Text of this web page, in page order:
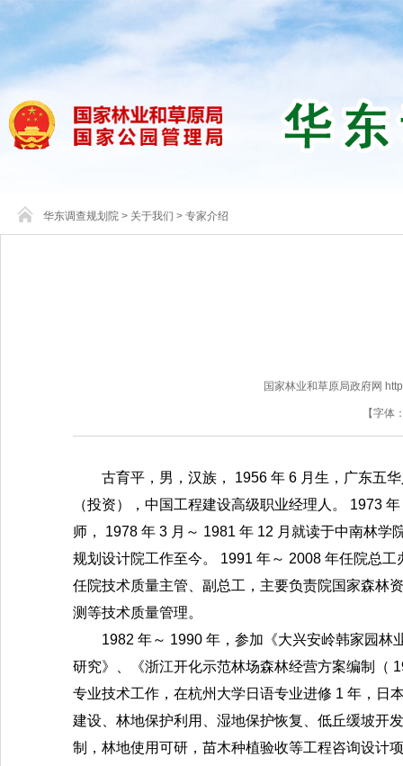
华东调查规划院 > 关于我们 > 专家介绍
国家林业和草原局政府网
【字体
古育平，男，汉族， 1956 年 6 月生，广东五
（投资），中国工程建设高级职业经理人。
1973 年
师，
1978 年 3 月～ 1981 年 12 月就读于中南林学
规划设计院工作至今。
1991 年～ 2008 年任院总工
任院技术质量主管、副总工，主要负责院国家森林
测等技术质量管理。
1982 年～ 1990 年，参加《大兴安岭韩家园林
研究》、《浙江开化示范林场森林经营方案编制（
专业技术工作，在杭州大学日语专业进修 1 年，日
建设、林地保护利用、湿地保护恢复、低丘缓坡开
制，林地使用可研，苗木种植验收等工程咨询设计